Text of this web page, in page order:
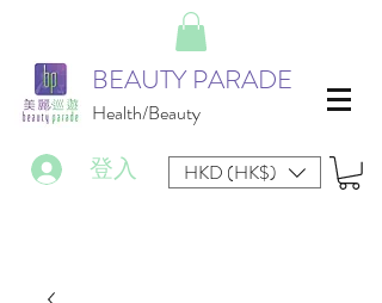
BEAUTY PARADE
Health/Beauty
登入 HKD (HK$)